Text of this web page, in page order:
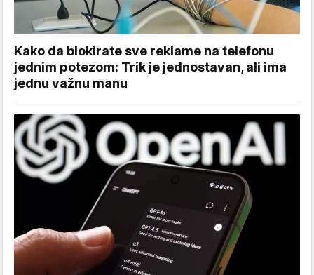
Kako da blokirate sve reklame na telefonu
jednim potezom: Trik je jednostavan, ali ima
jednu važnu manu